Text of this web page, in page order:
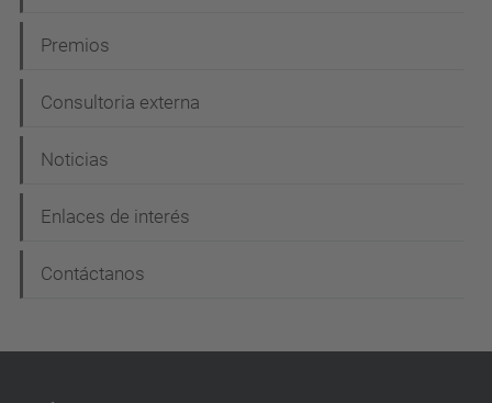
Premios
Consultoria externa
Noticias
Enlaces de interés
Contáctanos